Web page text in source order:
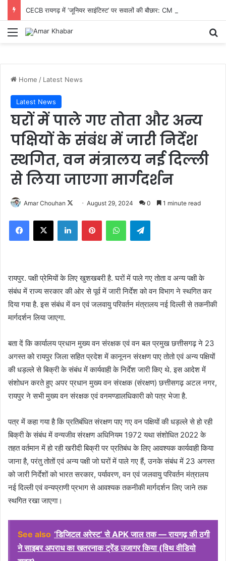
Menu
Home / Latest News
Latest News
घरों में पाले गए तोता और अन्य
पक्षियों के संबंध में जारी निर्देश
स्थगित, वन मंत्रालय नई दिल्ली
से लिया जाएगा मार्गदर्शन
Amar Chouhan
FollowAugust 29, 2024 0 1 minute read
Facebook
X LinkedInPinterestWhatsAppTelegram
रायपुर. पक्षी प्रेमियों के लिए खुशखबरी है. घरों में पाले गए तोता व अन्य पक्षी के
संबंध में राज्य सरकार की ओर से पूर्व में जारी निर्देश को वन विभाग ने स्थगित कर
दिया गया है. इस संबंध में वन एवं जलवायु परिवर्तन मंत्रालय नई दिल्ली से तकनीकी
मार्गदर्शन लिया जाएगा.
बता दें कि कार्यालय प्रधान मुख्य वन संरक्षक एवं वन बल प्रमुख छत्तीसगढ़ ने 23
अगस्त को रायपुर जिला सहित प्रदेश में कानूनन संरक्षण पाए तोतो एवं अन्य पक्षियों
की धड़ल्ले से बिक्री के संबंध में कार्यवाही के निर्देश जारी किए थे. इस आदेश में
संशोधन करते हुए अपर प्रधान मुख्य वन संरक्षक (संरक्षण) छत्तीसगढ़ अटल नगर,
रायपुर ने सभी मुख्य वन संरक्षक एवं वनमण्डालधिकारी को पत्र भेजा है.
पत्र में कहा गया है कि प्रतिबंधित संरक्षण पाए गए वन पक्षियों की धड़ल्ले से हो रही
बिक्री के संबंध में वन्यजीव संरक्षण अधिनियम 1972 यथा संशोधित 2022 के
तहत वर्तमान में हो रही खरीदी बिक्री पर प्रतिबंध के लिए आवश्यक कार्यवाही किया
जाना है, परंतु तोतों एवं अन्य पक्षी जो घरों में पाले गए हैं, उनके संबंध में 23 अगस्त
को जारी निर्देशों को भारत सरकार, पर्यावरण, वन एवं जलवायु परिवर्तन मंत्रालय
नई दिल्ली एवं वन्यप्राणी प्रभाग से आवश्यक तकनीकी मार्गदर्शन लिए जाने तक
स्थगित रखा जाएगा।
See also ‘डिजिटल अरेस्ट’ से APK जाल तक — रायगढ़ की ठगी
ने साइबर अपराध का खतरनाक ट्रेंड उजागर किया (विथ वीडियो